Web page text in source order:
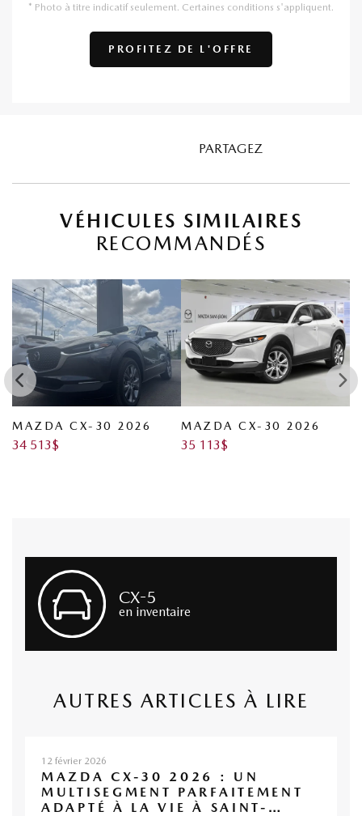
* Photo à titre indicatif seulement. Certaines conditions s'appliquent.
PROFITEZ DE L'OFFRE
PARTAGEZ
VÉHICULES SIMILAIRES
RECOMMANDÉS
MAZDA CX-30 2026
34 513$
MAZDA CX-30 2026
35 113$
CX-5
en inventaire
AUTRES ARTICLES À LIRE
12 février 2026
MAZDA CX-30 2026 : UN
MULTISEGMENT PARFAITEMENT
ADAPTÉ À LA VIE À SAINT-